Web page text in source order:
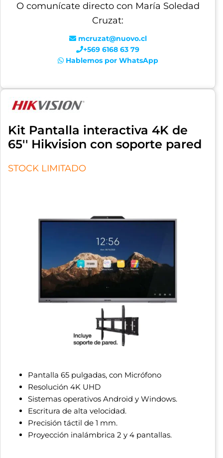
O comunícate directo con María Soledad
Cruzat:
mcruzat@nuovo.cl
+569 6168 63 79
Hablemos por WhatsApp
Kit Pantalla interactiva 4K de
65'' Hikvision con soporte pared
STOCK LIMITADO
Pantalla 65 pulgadas, con Micrófono
Resolución 4K UHD
Sistemas operativos Android y Windows.
Escritura de alta velocidad.
Precisión táctil de 1 mm.
Proyección inalámbrica 2 y 4 pantallas.